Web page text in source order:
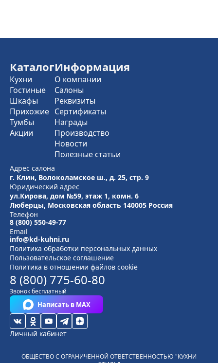
Каталог
Кухни
Гостиные
Шкафы
Прихожие
Тумбы
Акции
Информация
О компании
Салоны
Реквизиты
Сертификаты
Награды
Производство
Новости
Полезные статьи
Адрес салона
г. Клин, Волоколамское ш., д. 25, стр. 9
Юридический адрес
ул.Кирова, дом №59, этаж 1, комн. 6
Люберцы, Московская область 140005 Россия
Телефон
8 (800) 550-49-77
Email
info@kd-kuhni.ru
Политика обработки персональных данных
Пользовательское соглашение
Политика в отношении файлов cookie
8 (800) 775-60-80
Звонок бесплатный
Написать в MAX
Личный кабинет
ОБЩЕСТВО С ОГРАНИЧЕННОЙ ОТВЕТСТВЕННОСТЬЮ "КУХНИ